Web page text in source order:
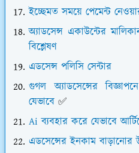
ইচ্ছেমত সময়ে পেমেন্ট
অ্যাডসেন্স একাউন্টের
বিশ্লেষণ
এডসেন্স পলিসি সেন্টার
গুগল অ্যাডসেন্সের
যেভাবে ✅
Ai ব্যবহার করে যেভাবে
এডসেন্সের ইনকাম বাড়ানোর